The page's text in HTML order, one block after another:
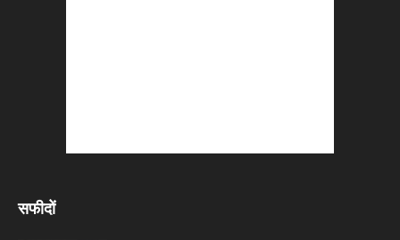
सफीदों